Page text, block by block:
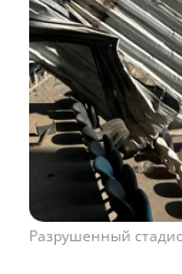
Разрушенный